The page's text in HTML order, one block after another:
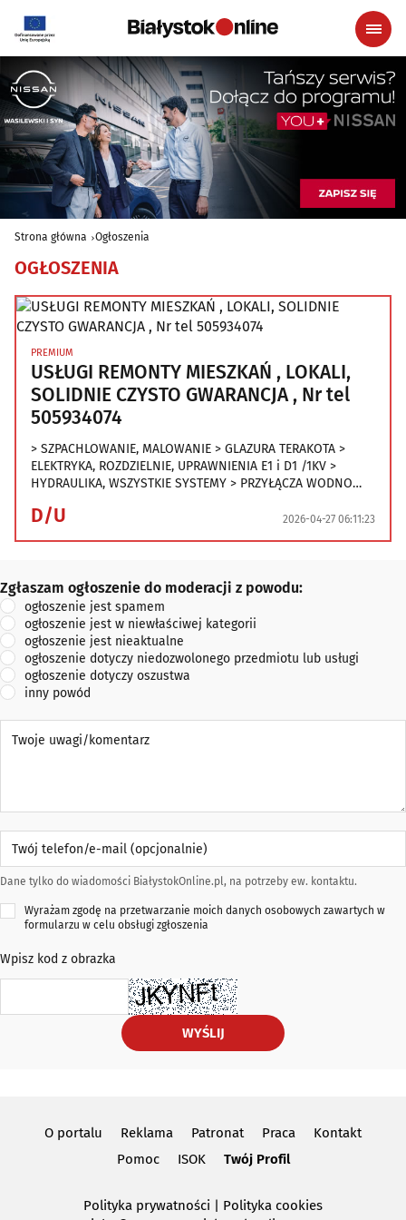
Strona główna Ogłoszenia
OGŁOSZENIA
PREMIUM
USŁUGI REMONTY MIESZKAŃ , LOKALI,
SOLIDNIE CZYSTO GWARANCJA , Nr tel
505934074
> SZPACHLOWANIE, MALOWANIE > GLAZURA TERAKOTA >
ELEKTRYKA, ROZDZIELNIE, UPRAWNIENIA E1 i D1 /1KV >
HYDRAULIKA, WSZYSTKIE SYSTEMY > PRZYŁĄCZA WODNO
PRZEPŁYWOWYCH WODY ) > WYMIANA GRZEJNIKÓW METODĄ
SUFITY PODW
D/U 2026-04-27 06:11:23
Zgłaszam ogłoszenie do moderacji z powodu:
Zgłaszam ogłoszenie do moderacji z powodu:
ogłoszenie jest spamem
ogłoszenie jest w niewłaściwej kategorii
ogłoszenie jest nieaktualne
ogłoszenie dotyczy niedozwolonego przedmiotu lub usługi
ogłoszenie dotyczy oszustwa
inny powód
Dane tylko do wiadomości BiałystokOnline.pl, na potrzeby ew. kontaktu.
Wyrażam zgodę na przetwarzanie moich danych osobowych zawartych w
formularzu w celu obsługi zgłoszenia
Wpisz kod z obrazka
WYŚLIJ
O portalu Reklama Patronat Praca
Kontakt
Pomoc
ISOK Twój Profil
Polityka prywatności | Polityka cookies